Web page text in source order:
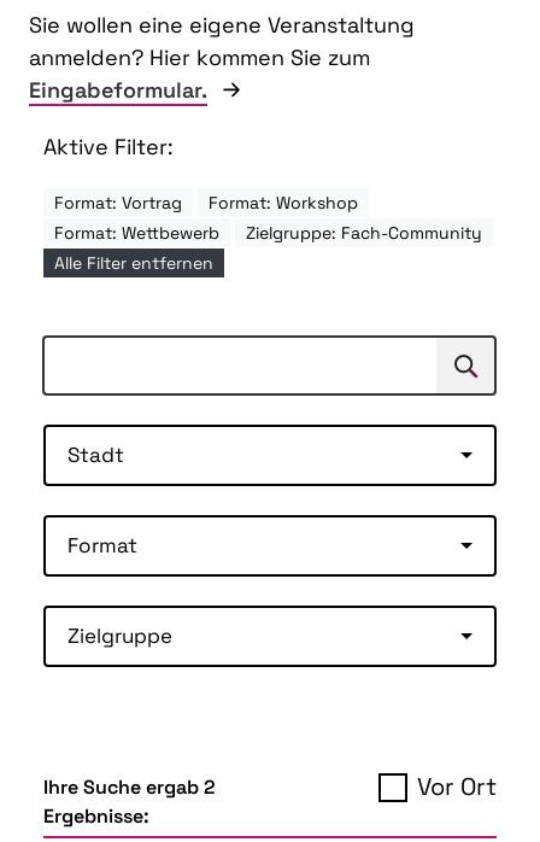
Sie wollen eine eigene Veranstaltung
anmelden? Hier kommen Sie zum
Eingabeformular.
Aktive Filter:
Format: Vortrag
Format: Workshop
Format: Wettbewerb
Zielgruppe: Fach-Community
Alle Filter entfernen
Suchen
Stadt
Format
Zielgruppe
Ihre Suche ergab 2
Ergebnisse:
Vor Ort